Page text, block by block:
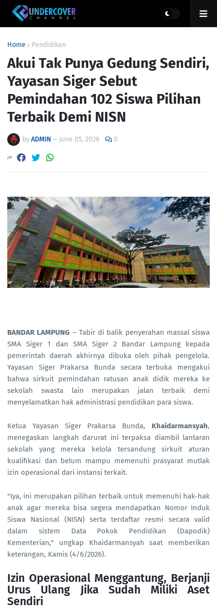
Home Pendidikan
Akui Tak Punya Gedung Sendiri,
Yayasan Siger Sebut
Pemindahan 102 Siswa Pilihan
Terbaik Demi NISN
byADMIN— June 05, 2026 0
BANDAR LAMPUNG – Tabir di balik penyerahan massal siswa
SMA Siger 1 dan SMA Siger 2 Bandar Lampung kepada
pemerintah daerah akhirnya dibuka oleh pihak pengelola.
Yayasan Siger Prakarsa Bunda secara terbuka mengakui
bahwa sirkuit pemindahan ratusan anak didik mereka ke
sekolah swasta lain merupakan jalan terbaik demi
menyelamatkan hak administrasi pendidikan para siswa.
Ketua Yayasan Siger Prakarsa Bunda, Khaidarmansyah,
menegaskan langkah darurat ini terpaksa diambil lantaran
sekolah yang mereka kelola tersandung sirkuit aturan
kualifikasi dan belum mampu memenuhi prasyarat mutlak
izin operasional dari instansi terkait.
"Iya, ini merupakan pilihan terbaik untuk memenuhi hak-hak
anak agar mereka bisa segera mendapatkan Nomor Induk
Siswa Nasional (NISN) serta terdaftar resmi secara valid
dalam sistem Data Pokok Pendidikan (Dapodik)
Kementerian," ungkap Khaidarmansyah saat memberikan
keterangan, Kamis (4/6/2026).
Izin Operasional Menggantung, Berjanji
Urus Ulang Jika Sudah Miliki Aset
Sendiri